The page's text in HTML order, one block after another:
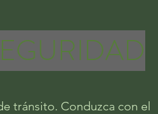
tránsito. Conduzca con el